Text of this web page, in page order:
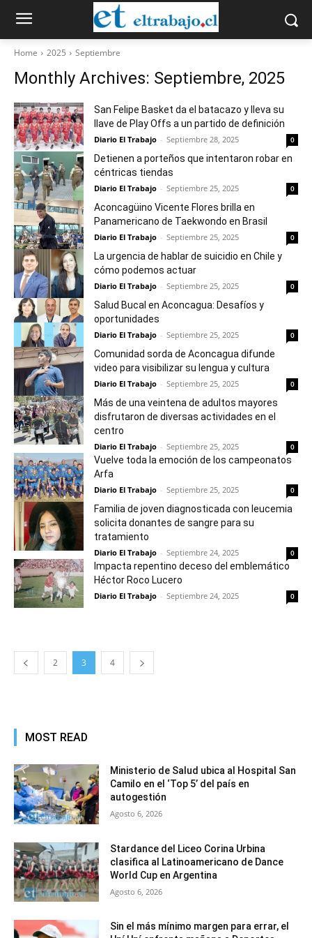
Home 2025 Septiembre
Monthly Archives: Septiembre, 2025
San Felipe Basket da el batacazo y lleva su
llave de Play Offs a un partido de definición
Diario El Trabajo - Septiembre 28, 2025 0
Detienen a porteños que intentaron robar en
céntricas tiendas
Diario El Trabajo - Septiembre 25, 2025 0
Aconcagüino Vicente Flores brilla en
Panamericano de Taekwondo en Brasil
Diario El Trabajo - Septiembre 25, 2025 0
La urgencia de hablar de suicidio en Chile y
cómo podemos actuar
Diario El Trabajo - Septiembre 25, 2025 0
Salud Bucal en Aconcagua: Desafíos y
oportunidades
Diario El Trabajo - Septiembre 25, 2025 0
Comunidad sorda de Aconcagua difunde
video para visibilizar su lengua y cultura
Diario El Trabajo - Septiembre 25, 2025 0
Más de una veintena de adultos mayores
disfrutaron de diversas actividades en el
centro
Diario El Trabajo - Septiembre 25, 2025 0
Vuelve toda la emoción de los campeonatos
Arfa
Diario El Trabajo - Septiembre 25, 2025 0
Familia de joven diagnosticada con leucemia
solicita donantes de sangre para su
tratamiento
Diario El Trabajo - Septiembre 24, 2025 0
Impacta repentino deceso del emblemático
Héctor Roco Lucero
Diario El Trabajo - Septiembre 24, 2025 0
2 3 4
MOST READ
Ministerio de Salud ubica al Hospital San
Camilo en el ‘Top 5’ del país en
autogestión
Agosto 6, 2026
Stardance del Liceo Corina Urbina
clasifica al Latinoamericano de Dance
World Cup en Argentina
Agosto 6, 2026
Sin el más mínimo margen para errar, el